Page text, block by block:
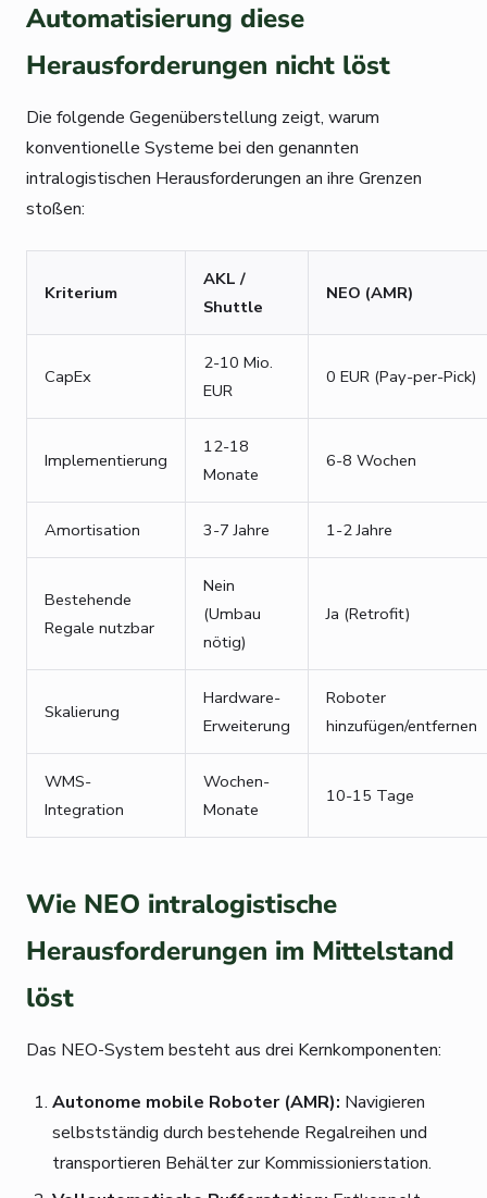
Automatisierung diese
Herausforderungen nicht löst
Die folgende Gegenüberstellung zeigt, warum
konventionelle Systeme bei den genannten
intralogistischen Herausforderungen an ihre Grenzen
stoßen:
Kriterium
AKL /
Shuttle
NEO (AMR)
CapEx
2-10 Mio.
EUR
0 EUR (Pay-per-Pick)
Implementierung
12-18
Monate
6-8 Wochen
Amortisation 3-7 Jahre 1-2 Jahre
Bestehende
Regale nutzbar
Nein
(Umbau
nötig)
Ja (Retrofit)
Skalierung
Hardware-
Erweiterung
Roboter
hinzufügen/entfernen
WMS-
Integration
Wochen-
Monate
10-15 Tage
Wie NEO intralogistische
Herausforderungen im Mittelstand
löst
Das NEO-System besteht aus drei Kernkomponenten:
Autonome mobile Roboter (AMR): Navigieren
selbstständig durch bestehende Regalreihen und
transportieren Behälter zur Kommissionierstation.